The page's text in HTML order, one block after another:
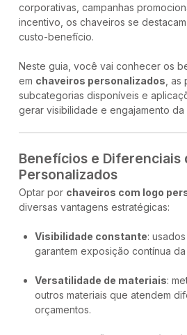
corporativas, campanhas
incentivo, os chaveiros se
custo-benefício.
Neste guia, você vai conhecer os
em chaveiros personalizados ,
subcategorias disponíveis e
gerar visibilidade e engajamento da
Benefícios e Diferenciais
Personalizados
Optar por chaveiros com logo
diversas vantagens estratégicas:
Visibilidade constante:
garantem exposição contínua da
Versatilidade de materiais:
outros materiais que atendem
orçamentos.